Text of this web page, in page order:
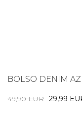
BOLSO DENIM
49,90 EUR 29,99